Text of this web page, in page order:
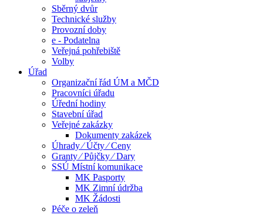
Sběrný dvůr
Technické služby
Provozní doby
e - Podatelna
Veřejná pohřebiště
Volby
Úřad
Organizační řád ÚM a MČD
Pracovníci úřadu
Úřední hodiny
Stavební úřad
Veřejné zakázky
Dokumenty zakázek
Úhrady ⁄ Účty ⁄ Ceny
Granty ⁄ Půjčky ⁄ Dary
SSÚ Místní komunikace
MK Pasporty
MK Zimní údržba
MK Žádosti
Péče o zeleň